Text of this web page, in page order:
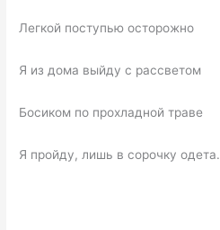
Легкой поступью осторожно
Я из дома выйду с рассветом
Босиком по прохладной траве
Я пройду, лишь в сорочку одета.